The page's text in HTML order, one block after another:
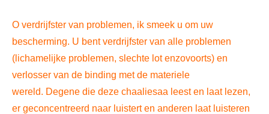
O verdrijfster van problemen, ik smeek u om uw
bescherming. U bent verdrijfster van alle problemen
(lichamelijke problemen, slechte lot enzovoorts) en
verlosser van de binding met de materiele
wereld. Degene die deze chaaliesaa leest en laat lezen,
er geconcentreerd naar luistert en anderen laat luisteren